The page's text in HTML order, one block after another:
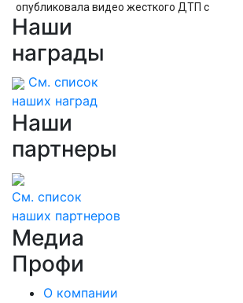
опубликовала видео жесткого ДТП с
участием питбайкера 07/08/2026 – Новости
Наши
награды
См. список
наших наград
Наши
партнеры
См. список
наших партнеров
Медиа
Профи
О компании